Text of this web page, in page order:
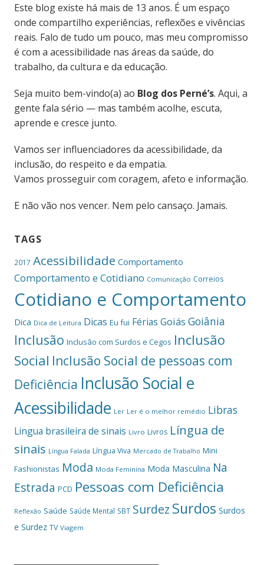
Este blog existe há mais de 13 anos. É um espaço
onde compartilho experiências, reflexões e vivências
reais. Falo de tudo um pouco, mas meu compromisso
é com a acessibilidade nas áreas da saúde, do
trabalho, da cultura e da educação.
Seja muito bem-vindo(a) ao Blog dos Perné’s. Aqui, a
gente fala sério — mas também acolhe, escuta,
aprende e cresce junto.
Vamos ser influenciadores da acessibilidade, da
inclusão, do respeito e da empatia.
Vamos prosseguir com coragem, afeto e informação.
E não vão nos vencer. Nem pelo cansaço. Jamais.
TAGS
2017 Acessibilidade Comportamento
Comportamento e Cotidiano Comunicação Correios
Cotidiano e Comportamento
Dica Dica de Leitura Dicas Eu fui Férias Goiás Goiânia
Inclusão Inclusão com Surdos e Cegos Inclusão
Social Inclusão Social de pessoas com
Deficiência Inclusão Social e
Acessibilidade Ler Ler é o melhor remédio Libras
Lingua brasileira de sinais Livro Livros Língua de
sinais Língua Falada Língua Viva Mercado de Trabalho Mini
Fashionistas Moda Moda Feminina Moda Masculina Na
Estrada PCD Pessoas com Deficiência
Reflexão Saúde Saúde Mental SBT Surdez Surdos Surdos
e Surdez TV Viagem